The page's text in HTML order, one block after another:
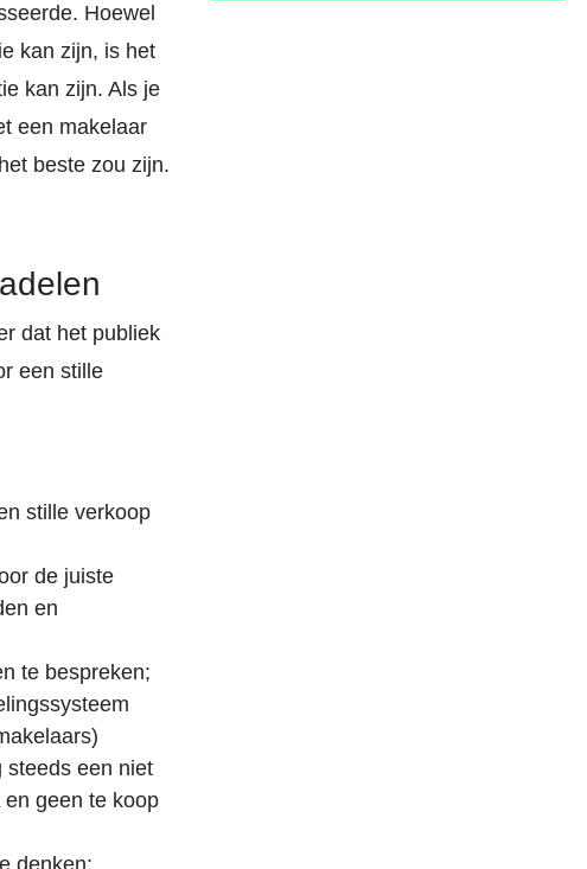
Hoewel
kan zijn, is het
kan zijn. Als je
een makelaar
beste zou zijn.
dat het publiek
een stille
stille verkoop
de juiste
en
te bespreken;
steeds een niet
geen te koop
denken: